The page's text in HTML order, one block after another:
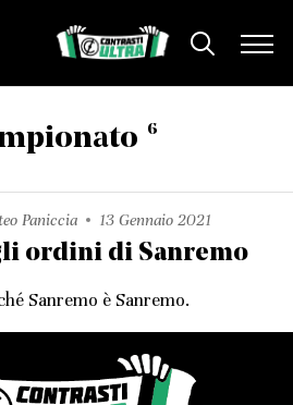
6
Paniccia 13 Gennaio 2021
ordini di Sanremo
Sanremo è Sanremo.